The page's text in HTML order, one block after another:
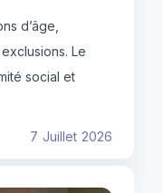
d’âge,
Le
social et
7 Juillet 2026